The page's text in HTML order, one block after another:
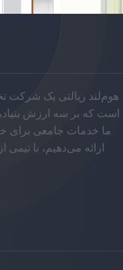
هوم‌لند ریالتی یک شرکت
است که بر سه ارزش
ما خدمات جامعی برای
ارائه می‌دهیم، با